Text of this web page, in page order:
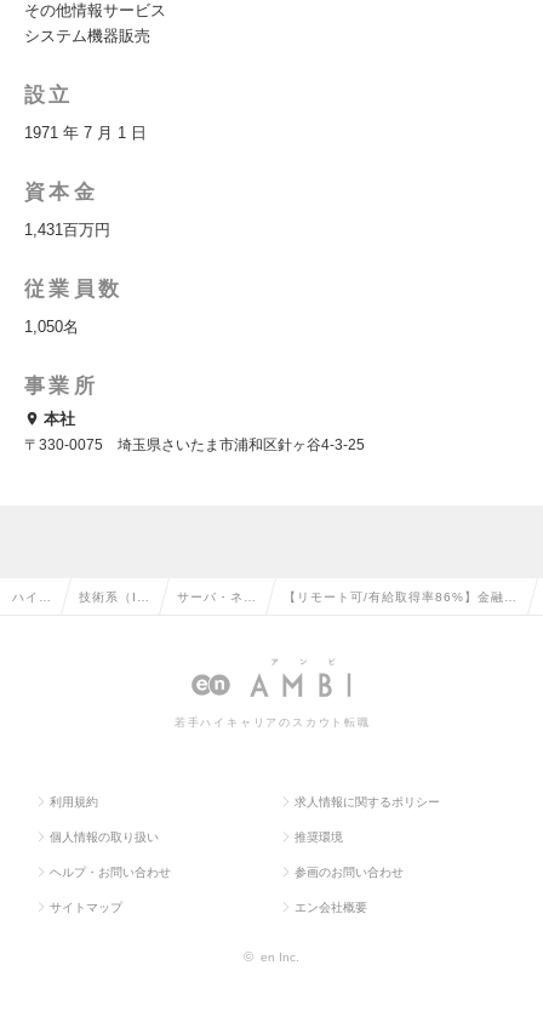
その他情報サービス
システム機器販売
設立
1971 年 7 月 1 日
資本金
1,431百万円
従業員数
1,050名
事業所
本社
〒330-0075 埼玉県さいたま市浦和区針ヶ谷4-3-25
ハイク 技術系（I サーバ・ネッ
ジニアの転職
【リモート可/有給取得率86%】金融・
ア｜スタンダード上場企業｜の求人情
若手ハイキャリアのスカウト転職
利用規約 求人情報に関するポリシー
個人情報の取り扱い 推奨環境
ヘルプ・お問い合わせ 参画のお問い合わせ
サイトマップ エン会社概要
© en Inc.